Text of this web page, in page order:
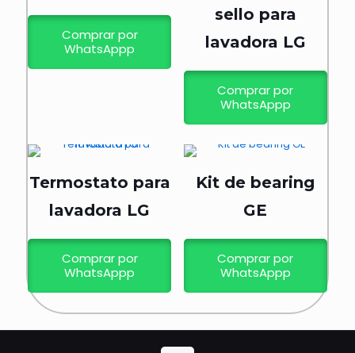
Comprar por
WhatsAppp
sello para
lavadora LG
Comprar por
WhatsAppp
Termostato para
lavadora LG
Comprar por
WhatsAppp
Kit de bearing
GE
Comprar por
WhatsAppp